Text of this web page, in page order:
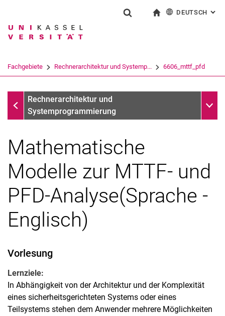
Springe direkt zu: Inhalt
Springe direkt zu: Suche
Springe direkt zu:
Suchbegriff
Suchen (öffnet externen Link in einem
DEUTSCH :
Fachgebiete Rechnerarchitektur und Systemp... 6606_mttf_pfd
Fachgebiete
Rechnerarchitektur und
Systemprogrammierung
Mathematische
Modelle zur MTTF- und
PFD-Analyse(Sprache -
Englisch)
Vorlesung
Lernziele:
In Abhängigkeit von der Architektur und der Komplexität
eines sicherheitsgerichteten Systems oder eines
Teilsystems stehen dem Anwender mehrere Möglichkeiten